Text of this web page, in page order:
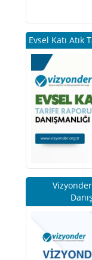
Evsel Katı Atık